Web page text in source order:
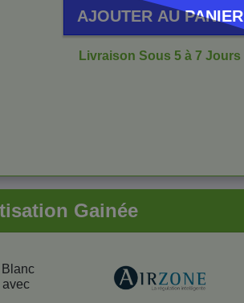
AJOUTER AU PANIER
Livraison Sous 5 à 7 Jours
Gainée